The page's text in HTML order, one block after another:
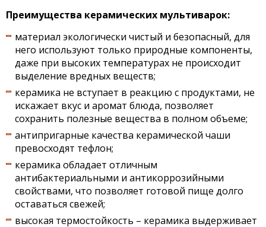
Преимущества керамических мультиварок:
материал экологически чистый и безопасный, для
него используют только природные компоненты,
даже при высоких температурах не происходит
выделение вредных веществ;
керамика не вступает в реакцию с продуктами, не
искажает вкус и аромат блюда, позволяет
сохранить полезные вещества в полном объеме;
антипригарные качества керамической чаши
превосходят тефлон;
керамика обладает отличным
антибактериальными и антикоррозийными
свойствами, что позволяет готовой пище долго
оставаться свежей;
высокая термостойкость – керамика выдерживает